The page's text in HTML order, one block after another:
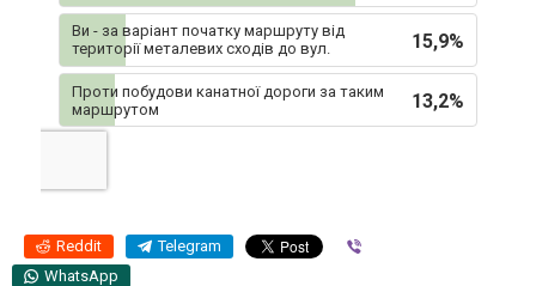
15,9%
Ви - за варіант початку маршруту від
території металевих сходів до вул.
Небесної Сотні
13,2%
Проти побудови канатної дороги за таким
маршрутом
Reddit Telegram
WhatsApp